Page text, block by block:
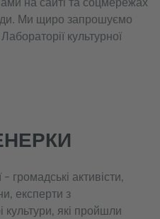
Ми щиро запрошуємо
культурної
громадські активісти,
експерти з
культури, які пройшли